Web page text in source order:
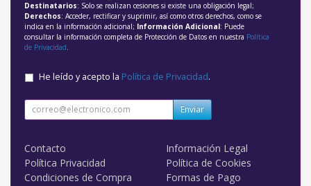
Destinatarios: Solo se realizan cesiones si existe una obligación legal;
Derechos: Acceder, rectificar y suprimir, así como otros derechos, como se
indica en la información adicional; Información Adicional: Puede
consultar la información completa de Protección de Datos en nuestra Política
de Privacidad
He leído y acepto la Política de Privacidad.
Enviar
Contacto
Información Legal
Política Privacidad
Política de Cookies
Condiciones de Compra
Formas de Pago